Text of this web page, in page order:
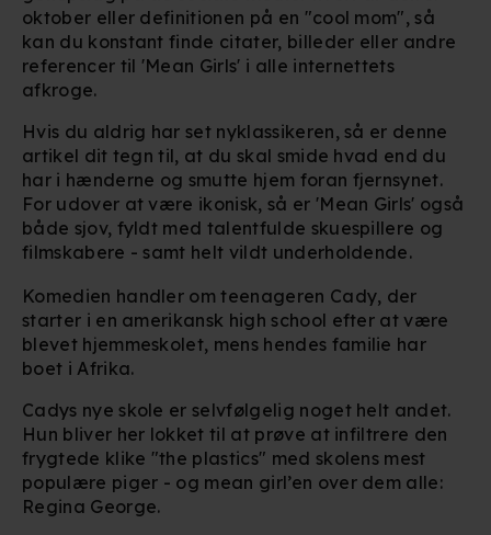
oktober eller definitionen på en "cool mom", så
kan du konstant finde citater, billeder eller andre
referencer til 'Mean Girls' i alle internettets
afkroge.
Hvis du aldrig har set nyklassikeren, så er denne
artikel dit tegn til, at du skal smide hvad end du
har i hænderne og smutte hjem foran fjernsynet.
For udover at være ikonisk, så er 'Mean Girls' også
både sjov, fyldt med talentfulde skuespillere og
filmskabere - samt helt vildt underholdende.
Komedien handler om teenageren Cady, der
starter i en amerikansk high school efter at være
blevet hjemmeskolet, mens hendes familie har
boet i Afrika.
Cadys nye skole er selvfølgelig noget helt andet.
Hun bliver her lokket til at prøve at infiltrere den
frygtede klike "the plastics" med skolens mest
populære piger - og mean girl’en over dem alle:
Regina George.